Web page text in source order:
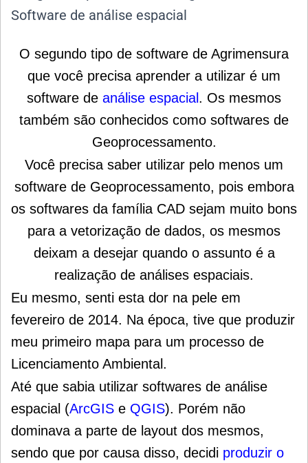
O segundo tipo de software de Agrimensura
que você precisa aprender a utilizar é um
software de análise espacial . Os mesmos
também são conhecidos como softwares de
Geoprocessamento.
Você precisa saber utilizar pelo menos um
software de Geoprocessamento, pois embora
os softwares da família CAD sejam muito bons
para a vetorização de dados, os mesmos
deixam a desejar quando o assunto é a
realização de análises espaciais.
Eu mesmo, senti esta dor na pele em
fevereiro de 2014. Na época, tive que produzir
meu primeiro mapa para um processo de
Licenciamento Ambiental.
Até que sabia utilizar softwares de análise
espacial (ArcGIS e QGIS). Porém não
dominava a parte de layout dos mesmos,
sendo que por causa disso, decidi produzir o